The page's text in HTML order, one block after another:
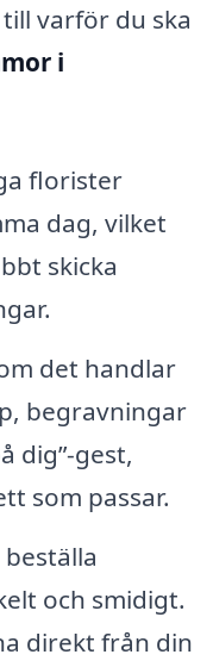
varför du ska
i
florister
dag, vilket
skicka
det handlar
begravningar
dig”-gest,
som passar.
och smidigt.
direkt från din